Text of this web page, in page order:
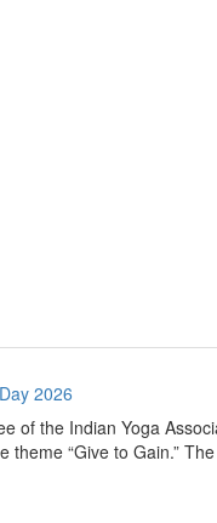
2026
of the Indian Yoga
“Give to Gain.”